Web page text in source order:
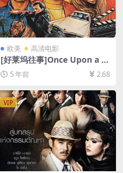
欧美 高清电影
[好莱坞往事]Once Upon a Ti
me… in Hollywood (2019)
[百度网盘+迅雷云盘资源1080
英字幕]
5 年前 2.68
VIP